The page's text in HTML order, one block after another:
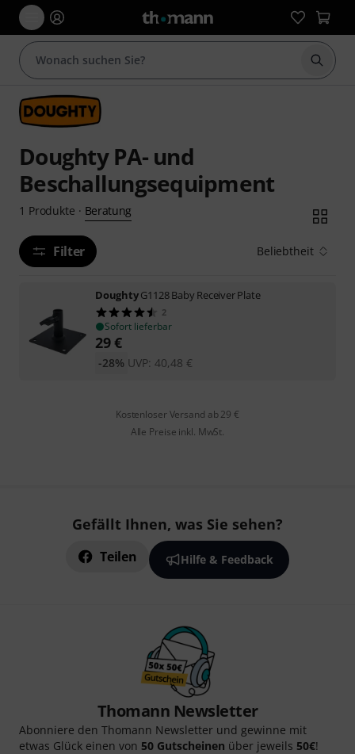
Suche
Doughty PA- und
Beschallungsequipment
1 Produkte · Beratung
Filter Beliebtheit
DoughtyG1128 Baby Receiver Plate
2
Sofort lieferbar
29€
UVP: 40,48 €
-28%
Kostenloser Versand ab 29 €
Alle Preise inkl. MwSt.
Gefällt Ihnen, was Sie sehen?
Teilen Hilfe & Feedback
Thomann Newsletter
Abonniere den Thomann Newsletter und gewinne mit
etwas Glück einen von 50 Gutscheinen über jeweils 50€!